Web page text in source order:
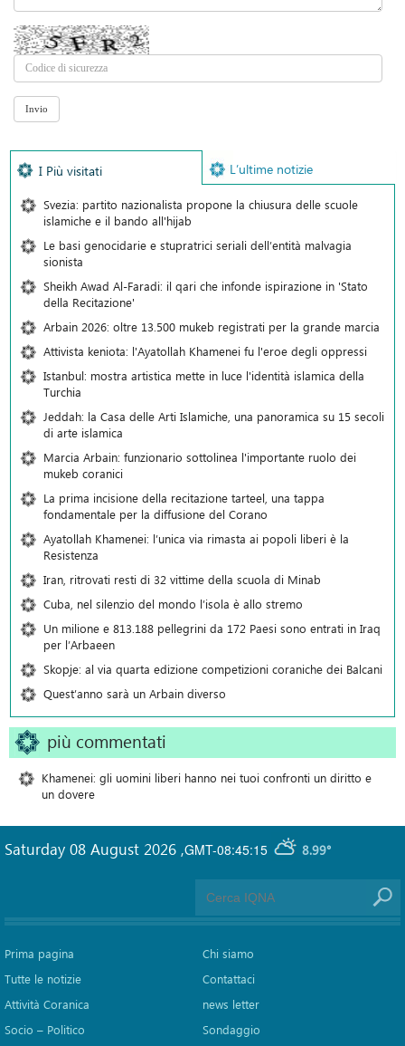
I Più visitati L’ultime notizie
Svezia: partito nazionalista propone la chiusura delle scuole
islamiche e il bando all'hijab
Le basi genocidarie e stupratrici seriali dell’entità malvagia
sionista
Sheikh Awad Al-Faradi: il qari che infonde ispirazione in 'Stato
della Recitazione'
Arbain 2026: oltre 13.500 mukeb registrati per la grande marcia
Attivista keniota: l'Ayatollah Khamenei fu l'eroe degli oppressi
Istanbul: mostra artistica mette in luce l'identità islamica della
Turchia
Jeddah: la Casa delle Arti Islamiche, una panoramica su 15 secoli
di arte islamica
Marcia Arbain: funzionario sottolinea l'importante ruolo dei
mukeb coranici
La prima incisione della recitazione tarteel, una tappa
fondamentale per la diffusione del Corano
Ayatollah Khamenei: l’unica via rimasta ai popoli liberi è la
Resistenza
Iran, ritrovati resti di 32 vittime della scuola di Minab
Cuba, nel silenzio del mondo l’isola è allo stremo
Un milione e 813.188 pellegrini da 172 Paesi sono entrati in Iraq
per l’Arbaeen
Skopje: al via quarta edizione competizioni coraniche dei Balcani
Quest’anno sarà un Arbain diverso
più commentati
Khamenei: gli uomini liberi hanno nei tuoi confronti un diritto e
un dovere
GMT-08:45:15 8.99°
Saturday 08 August 2026 ,
Prima pagina
Tutte le notizie
Attività Coranica
Socio – Politico
Chi siamo
Contattaci
news letter
Sondaggio